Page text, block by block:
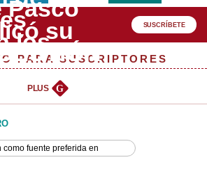
SUSCRÍBETE
PARA SUSCRIPTORES
PLUS G
como fuente preferida en